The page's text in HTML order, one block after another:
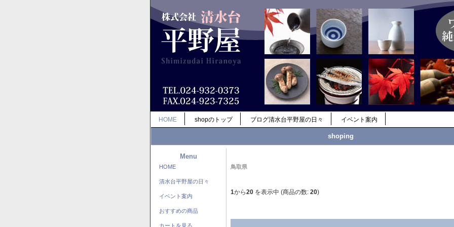
HOME shopのトップ ブログ清水台平野屋の日々 イベント案内
shoping
Menu
HOME
清水台平野屋の日々
イベント案内
おすすめの商品
カートを見る
鳥取県
1から20 を表示中 (商品の数: 20)